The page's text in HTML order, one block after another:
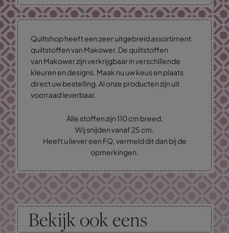
Quiltshop heeft een zeer uitgebreid assortiment
quiltstoffen van Makower. De quiltstoffen
van Makower zijn verkrijgbaar in verschillende
kleuren en designs. Maak nu uw keus en plaats
direct uw bestelling. Al onze producten zijn uit
voorraad leverbaar.
Alle stoffen zijn 110 cm breed.
Wij snijden vanaf 25 cm.
Heeft u liever een FQ, vermeld dit dan bij de
opmerkingen.
Bekijk ook eens